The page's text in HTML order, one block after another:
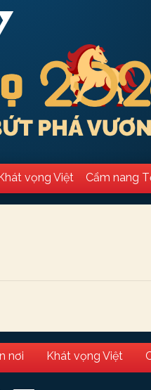
Khát vọng Việt Cẩm nang
nơi Khát vọng Việt